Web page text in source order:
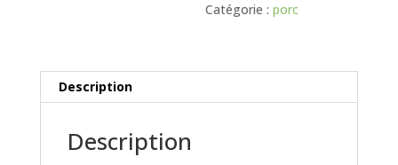
Catégorie :porc
Description
Description